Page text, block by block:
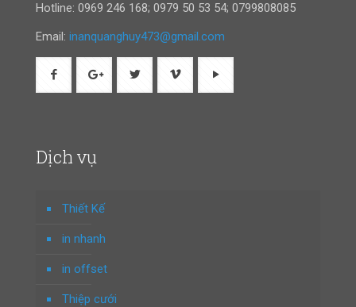
Hotline: 0969 246 168; 0979 50 53 54; 0799808085
Email: inanquanghuy473@gmail.com
Dịch vụ
Thiết Kế
in nhanh
in offset
Thiệp cưới